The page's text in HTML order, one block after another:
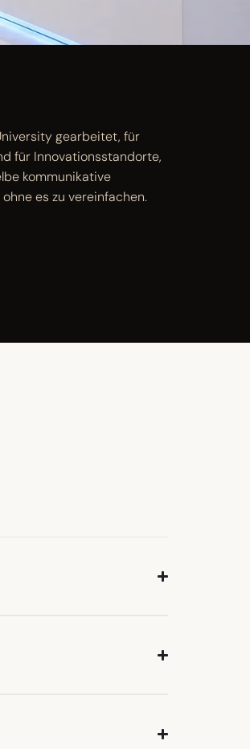
gearbeitet, für
für Innovationsstandorte,
kommunikative
es zu vereinfachen.